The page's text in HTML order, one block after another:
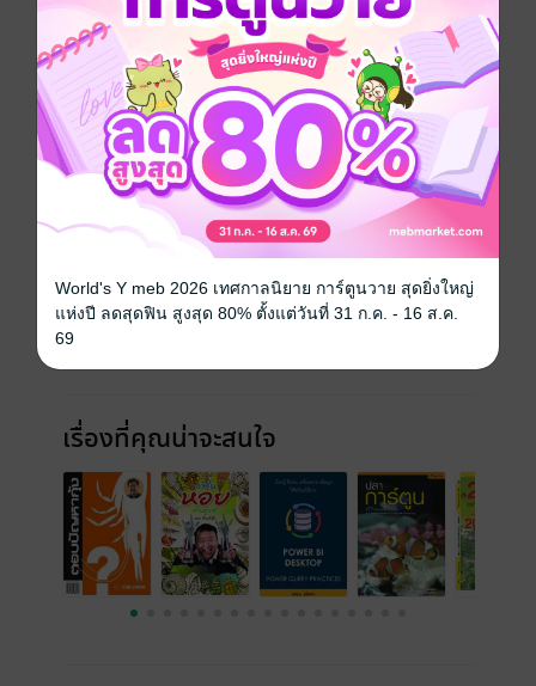
วันที่วางขาย 01 กรกฎาคม 2568
ความยาว 109 หน้า
ราคาปก 90 บาท (ประหยัด 44%)
ฉบับย้อนหลัง ดูทั้งหมด
เรื่องที่คุณน่าจะสนใจ
World's Y meb 2026 เทศกาลนิยาย การ์ตูนวาย สุดยิ่งใหญ่
แห่งปี ลดสุดฟิน สูงสุด 80% ตั้งแต่วันที่ 31 ก.ค. - 16 ส.ค.
69